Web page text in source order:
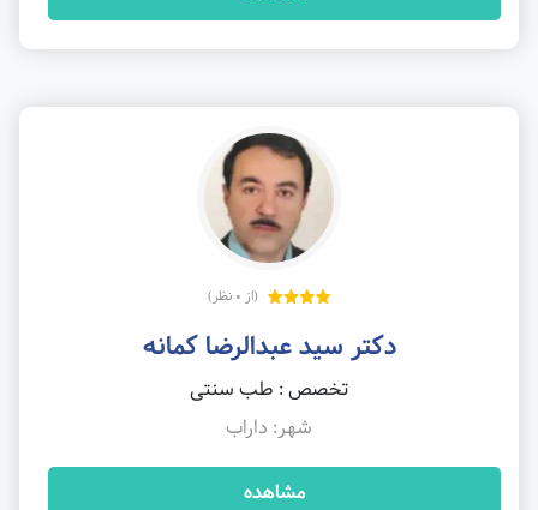
(از 0 نظر)
دکتر سید عبدالرضا کمانه
تخصص : طب سنتی
شهر: داراب
مشاهده